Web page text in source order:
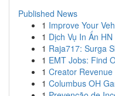
Published News
1 Improve Your
1 Dịch Vụ In Ấn
1 Raja717: Surga
1 EMT Jobs: Find
1 Creator
1 Columbus OH